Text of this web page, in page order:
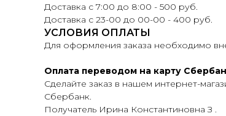
Доставка с 7:00 до 8:00 - 500 руб.
Доставка с 23-00 до 00-00 - 400 руб.
УСЛОВИЯ ОПЛАТЫ
Для оформления заказа необходимо
Оплата переводом на карту
Сделайте заказ в нашем интернет-
Сбербанк.
Получатель Ирина Константиновна З .